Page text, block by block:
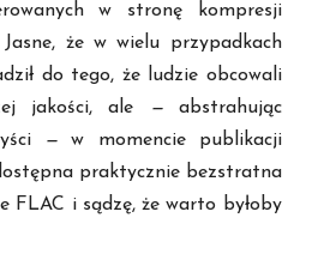
w stronę kompresji
że w wielu przypadkach
do tego, że ludzie obcowali
jakości, ale
—abstrahując
— w momencie publikacji
praktycznie bezstratna
FLAC i sądzę, że warto byłoby